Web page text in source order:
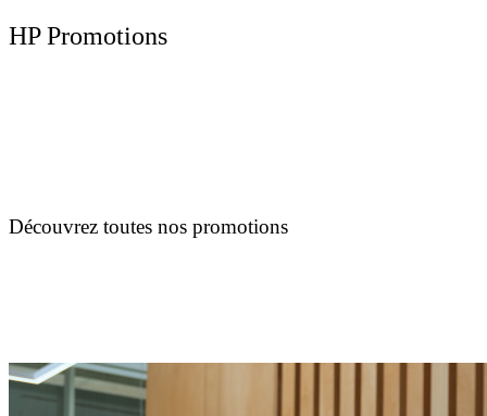
HP Promotions
Découvrez toutes nos promotions